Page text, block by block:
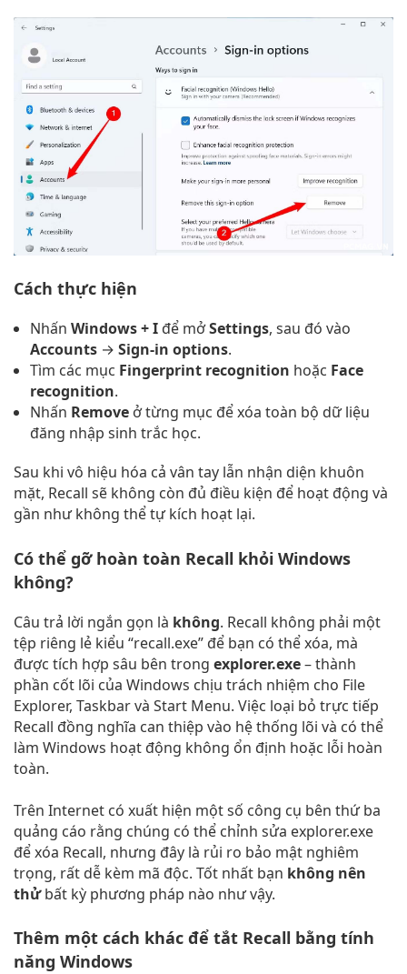
Cách thực hiện
Nhấn Windows + I để mởSettings, sau đó vào
Accounts → Sign-in options.
Tìm các mục Fingerprint recognition hoặc Face
recognition.
Nhấn Remove ở từng mục để xóa toàn bộ dữ liệu
đăng nhập sinh trắc học.
Sau khi vô hiệu hóa cả vân tay lẫn nhận diện khuôn
mặt, Recall sẽ không còn đủ điều kiện để hoạt động và
gần như không thể tự kích hoạt lại.
Có thể gỡ hoàn toàn Recall khỏi Windows
không?
Câu trả lời ngắn gọn là không. Recall không phải một
tệp riêng lẻ kiểu “recall.exe” để bạn có thể xóa, mà
được tích hợp sâu bên trong explorer.exe– thành
phần cốt lõi của Windows chịu trách nhiệm cho File
Explorer, Taskbar và Start Menu. Việc loại bỏ trực tiếp
Recall đồng nghĩa can thiệp vào hệ thống lõi và có thể
làm Windows hoạt động không ổn định hoặc lỗi hoàn
toàn.
Trên Internet có xuất hiện một số công cụ bên thứ ba
quảng cáo rằng chúng có thể chỉnh sửa explorer.exe
để xóa Recall, nhưng đây là rủi ro bảo mật nghiêm
trọng, rất dễ kèm mã độc. Tốt nhất bạn không nên
thửbất kỳ phương pháp nào như vậy.
Thêm một cách khác để tắt Recall bằng tính
năng Windows